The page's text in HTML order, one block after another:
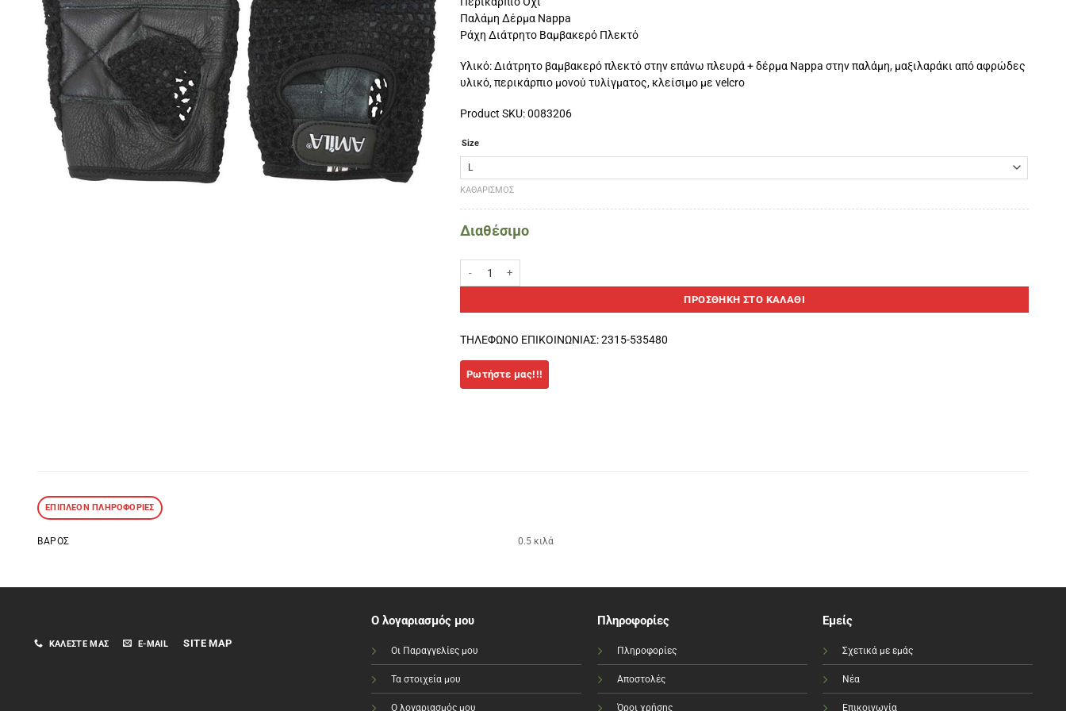
Παλάμη Δέρμα Nappa
Ράχη Διάτρητο Βαμβακερό Πλεκτό
Υλικό: Διάτρητο βαμβακερό πλεκτό στην επάνω πλευρά + δέρμα Nappa στην παλάμη, μαξιλαράκι από αφρώδες
υλικό, περικάρπιο μονού τυλίγματος, κλείσιμο με velcro
Product SKU: 0083206
Size
ΚΑΘΑΡΙΣΜΌΣ
Διαθέσιμο
ΠΡΟΣΘΉΚΗ ΣΤΟ ΚΑΛΆΘΙ
ΤΗΛΕΦΩΝΟ ΕΠΙΚΟΙΝΩΝΙΑΣ: 2315-535480
ΕΠΙΠΛΈΟΝ ΠΛΗΡΟΦΟΡΊΕΣ
ΒΆΡΟΣ 0.5 κιλά
ΚΑΛΈΣΤΕ ΜΑΣ E-MAIL SITE MAP
Ο λογαριασμός μου
Οι Παραγγελίες μου
Τα στοιχεία μου
Ο λογαριασμός μου
Πληροφορίες
Πληροφορίες
Αποστολές
Όροι χρήσης
Εμείς
Σχετικά με εμάς
Νέα
Επικοινωνία